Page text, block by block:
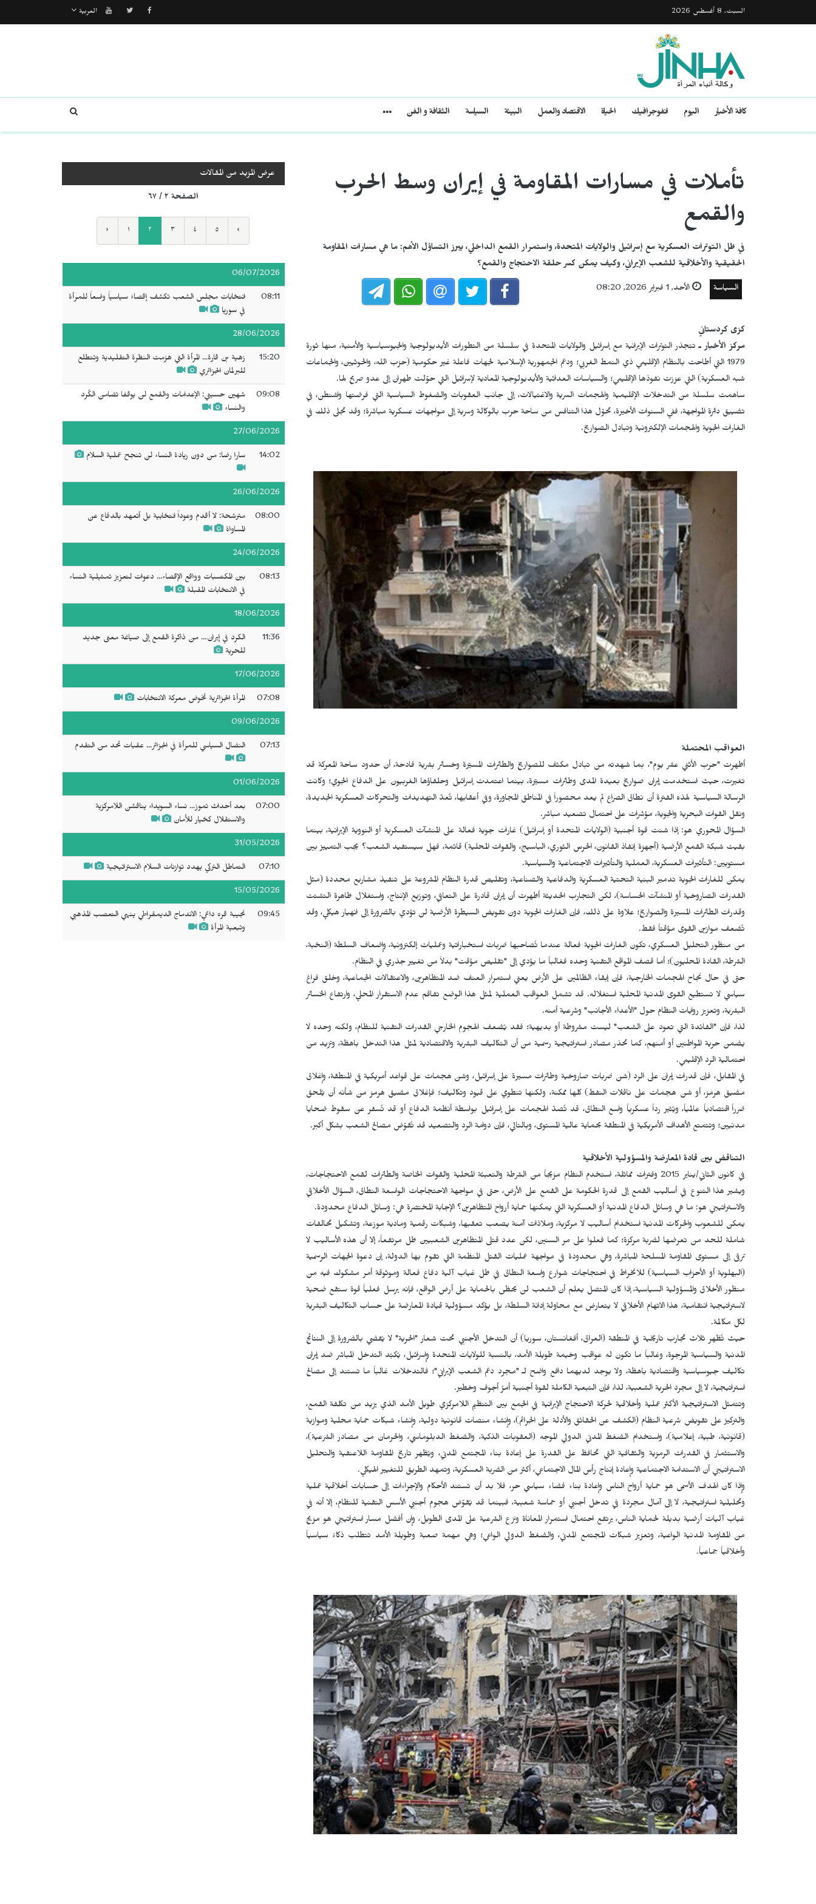
السبت, 8 أغسطس 2026 العربية
كافة الأخبار اليوم انفوجرافيك الحياة الاقتصاد والعمل البيئة السياسة الثقافة و الفن
تأملات في مسارات المقاومة في إيران وسط الحرب
والقمع
في ظل التوترات العسكرية مع إسرائيل والولايات المتحدة، واستمرار القمع الداخلي، يبرز التساؤل الأهم: ما هي مسارات المقاومة
الحقيقية والأخلاقية للشعب الإيراني، وكيف يمكن كسر حلقة الاحتجاج والقمع؟
السياسة الأحد, 1 فبراير 2026, 08:20
كزى كردستاني
مركز الأخبار ـتتجذر التوترات الإيرانية مع إسرائيل والولايات المتحدة في سلسلة من التطورات الأيديولوجية والجيوسياسية والأمنية، منها ثورة
1979 التي أطاحت بالنظام الإقليمي ذي النمط الغربي؛ ودعم الجمهورية الإسلامية لجهات فاعلة غير حكومية (حزب الله، والحوثيين، والجماعات
شبه العسكرية) التي عززت نفوذها الإقليمي؛ والسياسات العدائية والأيديولوجية المعادية لإسرائيل التي حوّلت طهران إلى عدو صريح لها.
ساهمت سلسلة من التدخلات الإقليمية والهجمات السرية والاغتيالات، إلى جانب العقوبات والضغوط السياسية التي فرضتها واشنطن، في
تضييق دائرة المواجهة، ففي السنوات الأخيرة، تحوّل هذا التنافس من ساحة حرب بالوكالة وسرية إلى مواجهات عسكرية مباشرة؛ وقد تجلى ذلك في
الغارات الجوية والهجمات الإلكترونية وتبادل الصواريخ.
العواقب المحتملة
أظهرت "حرب الأثني عشر يوم"، بما شهدته من تبادل مكثف للصواريخ والطائرات المسيّرة وخسائر بشرية فادحة، أن حدود ساحة المعركة قد
تغيرت، حيث استخدمت إيران صواريخ بعيدة المدى وطائرات مسيّرة، بينما اعتمدت إسرائيل وحلفاؤها الغربيون على الدفاع الجوي؛ وكانت
الرسالة السياسية لهذه الفترة أن نطاق الصراع لم يعد محصوراً في المناطق المجاورة، وفي أعقابها، تُعدّ التهديدات والتحركات العسكرية الجديدة،
ونقل القوات البحرية والجوية، مؤشرات على احتمال تصعيد مباشر.
السؤال المحوري هو: إذا شنت قوة أجنبية (الولايات المتحدة أو إسرائيل) غارات جوية فعالة على المنشآت العسكرية أو النووية الإيرانية، بينما
بقيت شبكة القمع الأرضية (أجهزة إنفاذ القانون، الحرس الثوري، الباسيج، والقوات المحلية) قائمة، فهل سيستفيد الشعب؟ يجب التمييز بين
مستويين: التأثيرات العسكرية، العملية والتأثيرات الاجتماعية والسياسية.
يمكن للغارات الجوية تدمير البنية التحتية العسكرية والدفاعية والصناعية، وتقليص قدرة النظام المشروعة على تنفيذ مشاريع محددة (مثل
القدرات الصاروخية أو المنشآت الحساسة)، لكن التجارب الحديثة أظهرت أن إيران قادرة على التعافي، وتوزيع الإنتاج، واستغلال ظاهرة التشتت
وقدرات الطائرات المسيرة والصواريخ؛ علاوة على ذلك، فإن الغارات الجوية دون تقويض السيطرة الأرضية لن تؤدي بالضرورة إلى انهيار هيكلي، وقد
تُضعف موازين القوى مؤقتاً فقط.
من منظور التحليل العسكري، تكون الغارات الجوية فعالة عندما تُصاحبها ضربات استخباراتية وعمليات إلكترونية، وإضعاف السلطة (النخبة،
الشرطة، القادة المحليون)؛ أما قصف المواقع التقنية وحده فغالباً ما يؤدي إلى "تقليص مؤقت" بدلاً من تغيير جذري في النظام.
حتى في حال نجاح الهجمات الخارجية، فإن إبقاء الظالمين على الأرض يعني استمرار العنف ضد المتظاهرين، والاعتقالات الجماعية، وخلق فراغ
سياسي لا تستطيع القوى المدنية المحلية استغلاله. قد تشمل العواقب العملية لمثل هذا الوضع تفاقم عدم الاستقرار المحلي، وارتفاع الخسائر
البشرية، وتعزيز روايات النظام حول "الأعداء الأجانب" وشرعية أمنه.
لذا، فإن "الفائدة التي تعود على الشعب" ليست مشروطة أو بديهية؛ فقد يُضعف الهجوم الخارجي القدرات التقنية للنظام، ولكنه وحده لا
يضمن حرية المواطنين أو أمنهم، كما تحذر مصادر استراتيجية رسمية من أن التكاليف البشرية والاقتصادية لمثل هذا التدخل باهظة، وتزيد من
احتمالية الرد الإقليمي.
في المقابل، فإن قدرات إيران على الرد (شن ضربات صاروخية وطائرات مسيرة على إسرائيل، وشن هجمات على قواعد أمريكية في المنطقة، وإغلاق
مضيق هرمز، أو شن هجمات على ناقلات النفط) كلها ممكنة، ولكنها تنطوي على قيود وتكاليف؛ فإغلاق مضيق هرمز من شأنه أن يُلحق
ضرراً اقتصادياً عالمياً، ويُثير رداً عسكرياً واسع النطاق، قد تُصدّ الهجمات على إسرائيل بواسطة أنظمة الدفاع أو قد تُسفر عن سقوط ضحايا
مدنيين؛ وتتمتع الأهداف الأمريكية في المنطقة بحماية عالية المستوى، وبالتالي، فإن دوامة الرد والتصعيد قد تُقوّض مصالح الشعب بشكل أكبر.
التناقض بين قادة المعارضة والمسؤولية الأخلاقية
في كانون الثاني/يناير 2015 وفترات مماثلة، استخدم النظام مزيجاً من الشرطة والتعبئة المحلية والقوات الخاصة والطائرات لقمع الاحتجاجات،
ويشير هذا التنوع في أساليب القمع إلى قدرة الحكومة على القمع على الأرض، حتى في مواجهة الاحتجاجات الواسعة النطاق، السؤال الأخلاقي
والاستراتيجي هو: ما هي وسائل الدفاع المدنية أو العسكرية التي يمكنها حماية أرواح المتظاهرين؟ الإجابة المختصرة هي: وسائل الدفاع محدودة.
يمكن للشعوب والحركات المدنية استخدام أساليب لا مركزية، وملاذات آمنة يصعب تعقبها، وشبكات رقمية ومادية موزعة، وتشكيل تحالفات
شاملة للحد من تعرضها لضربة مركزة؛ كما فعلوا على مر السنين، لكن عدد قتلى المتظاهرين الشعبيين ظل مرتفعاً، إلا أن هذه الأساليب لا
ترقى إلى مستوى المقاومة المسلحة المباشرة، وهي محدودة في مواجهة عمليات القتل المنظمة التي تقوم بها الدولة، إن دعوة الجهات الرسمية
(البهلوية أو الأحزاب السياسية) للانخراط في احتجاجات شوارع واسعة النطاق في ظل غياب آلية دفاع فعالة وموثوقة أمر مشكوك فيه من
منظور الأخلاق والمسؤولية السياسية، إذا كان المتصل يعلم أن الشعب لن يحظى بالحماية على أرض الواقع، فإنه يرسل فعلياً قوة ستقع ضحية
لاستراتيجية انتقامية، هذا الاتهام الأخلاقي لا يتعارض مع محاولة إدانة السلطة، بل يؤكد مسؤولية قيادة المعارضة على حساب التكاليف البشرية
لكل مكالمة.
حيث تُظهر ثلاث تجارب تاريخية في المنطقة (العراق، أفغانستان، سوريا) أن التدخل الأجنبي تحت شعار "الحرية" لا يُفضي بالضرورة إلى النتائج
المدنية والسياسية المرجوة، وغالباً ما تكون له عواقب وخيمة طويلة الأمد، بالنسبة للولايات المتحدة وإسرائيل، يُكبّد التدخل المباشر ضد إيران
تكاليف جيوسياسية واقتصادية باهظة، ولا يوجد لديهما دافع واضح لـ "مجرد دعم الشعب الإيراني"؛ فالتدخلات غالباً ما تستند إلى مصالح
استراتيجية، لا إلى مجرد الحرية الشعبية، لذا، فإن التبعية الكاملة لقوة أجنبية أمرٌ أجوف وخطير.
وتتمثل الاستراتيجية الأكثر عملية وأخلاقية لحركة الاحتجاج الإيرانية في الجمع بين التنظيم اللامركزي طويل الأمد الذي يزيد من تكلفة القمع،
والتركيز على تقويض شرعية النظام (الكشف عن الحقائق والأدلة على الجرائم)، وإنشاء منصات قانونية دولية، وإنشاء شبكات حماية محلية وموازية
(قانونية، طبية، إعلامية)، واستخدام الضغط المدني الدولي الموجه (العقوبات الذكية، والضغط الدبلوماسي، والحرمان من مصادر الشرعية)،
والاستثمار في القدرات الرمزية والثقافية التي تحافظ على القدرة على إعادة بناء المجتمع المدني، ويُظهر تاريخ المقاومة اللاعنفية والتحليل
الاستراتيجي أن الاستدامة الاجتماعية وإعادة إنتاج رأس المال الاجتماعي، أكثر من الضربة العسكرية، وتمهد الطريق للتغيير الهيكلي.
وإذا كان الهدف الأسمى هو حماية أرواح الناس وإعادة بناء فضاء سياسي حر، فلا بد أن تستند الأحكام والإجراءات إلى حسابات أخلاقية عملية
وتحليلية استراتيجية، لا إلى آمال مجردة في تدخل أجنبي أو حماسة شعبية، فبينما قد يُقوّض هجوم أجنبي الأسس التقنية للنظام، إلا أنه في
غياب آليات أرضية بديلة لحماية الناس، يرتفع احتمال استمرار المعاناة ونزع الشرعية على المدى الطويل، وإن أفضل مسار استراتيجي هو مزيج
من المقاومة المدنية الواعية، وتعزيز شبكات المجتمع المدني، والضغط الدولي الواعي؛ وهي مهمة صعبة وطويلة الأمد تتطلب ذكاءً سياسياً
وأخلاقياً جماعياً.
عرض المزيد من المقالات
الصفحة ٢ / ٦٧
‹ ١ ٢ ٣ ٤ ٥ ›
06/07/2026
08:11
انتخابات مجلس الشعب تكشف إقصاءً سياسياً واسعاً للمرأة
في سوريا
28/06/2026
15:20
زهية بن قارة... المرأة التي هزمت النظرة التقليدية وتتطلع
للبرلمان الجزائري
09:08
شهين حسيني: الإعدامات والقمع لن يوقفا تضامن الكُرد
والنساء
27/06/2026
14:02 سارا رضا: من دون ريادة النساء لن تنجح عملية السلام
26/06/2026
08:00
مترشحة: لا أقدم وعوداً انتخابية بل أتعهد بالدفاع عن
المساواة
24/06/2026
08:13
بين المكتسبات وواقع الإقصاء... دعوات لتعزيز تمثيلية النساء
في الانتخابات المقبلة
18/06/2026
11:36
الكرد في إيران… من ذاكرة القمع إلى صياغة معنى جديد
للحرية
17/06/2026
07:08 المرأة الجزائرية تخوض معركة الانتخابات
09/06/2026
07:13 النضال السياسي للمرأة في الجزائر... عقبات تحد من التقدم
01/06/2026
07:00
بعد أحداث تموز... نساء السويداء يناقشن اللامركزية
والاستقلال كخيار للأمان
31/05/2026
07:10 التماطل التركي يهدد توازنات السلام الاستراتيجية
15/05/2026
09:45
نجيبة قره داغي: الاندماج الديمقراطي ينهي التعصب المذهبي
وتبعية المرأة